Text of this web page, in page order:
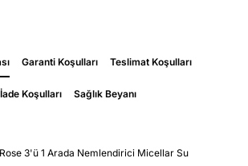
Garanti Koşulları Teslimat Koşulları
İade Koşulları Sağlık Beyanı
3'ü 1 Arada Nemlendirici Micellar Su